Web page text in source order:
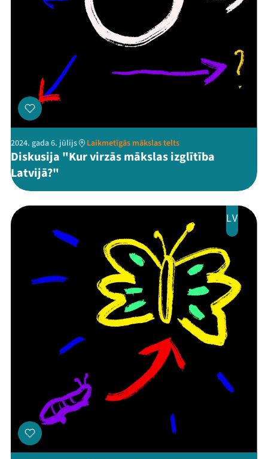
2024. gada 6. jūlijs Laikmetīgās mākslas telts
Diskusija "Kur virzās mākslas izglītība
Latvijā?"
LV